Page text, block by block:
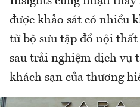
được khảo sát có nhiều
từ bộ sưu tập đồ nội
sau trải nghiệm dịch vụ
khách sạn của thương